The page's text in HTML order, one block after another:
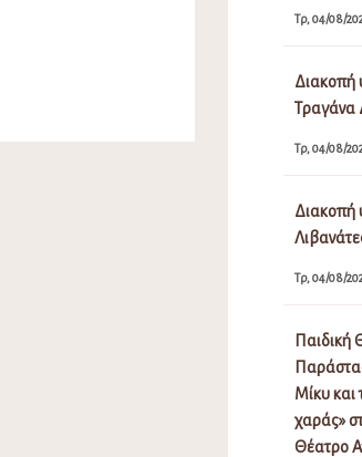
Τρ, 04/08/
Διακοπή
Τραγάνα
Τρ, 04/08/
Διακοπή
Τρ, 04/08/
Παιδική
Μίκυ και
χαράς»
Θέατρο